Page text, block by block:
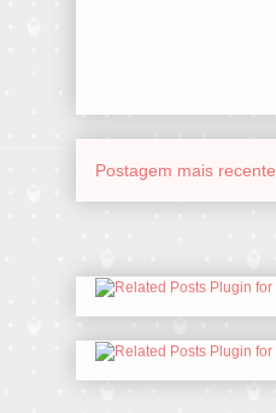
Postagem mais recente